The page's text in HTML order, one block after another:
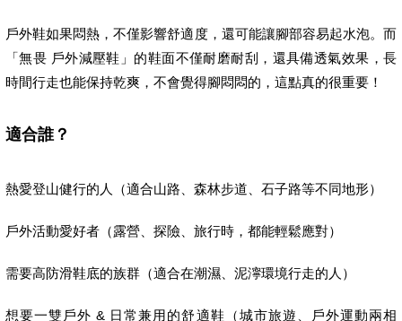
戶外鞋如果悶熱，不僅影響舒適度，還可能讓腳部容易起水泡。而
「無畏 戶外減壓鞋」的鞋面不僅耐磨耐刮，還具備透氣效果，長
時間行走也能保持乾爽，不會覺得腳悶悶的，這點真的很重要！
適合誰？
熱愛登山健行的人（適合山路、森林步道、石子路等不同地形）
戶外活動愛好者（露營、探險、旅行時，都能輕鬆應對）
需要高防滑鞋底的族群（適合在潮濕、泥濘環境行走的人）
想要一雙戶外 & 日常兼用的舒適鞋（城市旅遊、戶外運動兩相